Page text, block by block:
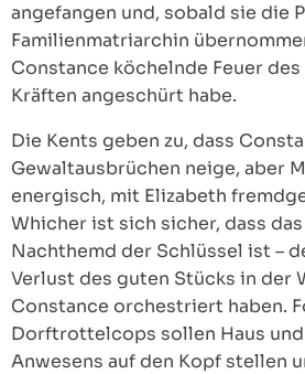
angefangen und, sobald sie die
Familienmatriarchin
Constance köchelnde Feuer des
Kräften angeschürt habe.
Die Kents geben zu, dass
Gewaltausbrüchen neige, aber
energisch, mit Elizabeth
Whicher ist sich sicher, dass
Nachthemd der Schlüssel ist –
Verlust des guten Stücks in der
Constance orchestriert haben.
Dorftrottelcops sollen Haus
Anwesens auf den Kopf stellen